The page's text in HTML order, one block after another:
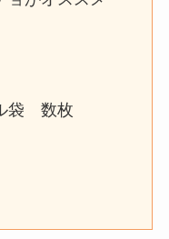
袋 数枚